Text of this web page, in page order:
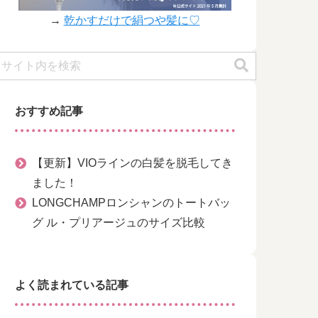
→ 乾かすだけで絹つや髪に♡
おすすめ記事
【更新】VIOラインの白髪を脱毛してき
ました！
LONGCHAMPロンシャンのトートバッ
グ ル・プリアージュのサイズ比較
よく読まれている記事